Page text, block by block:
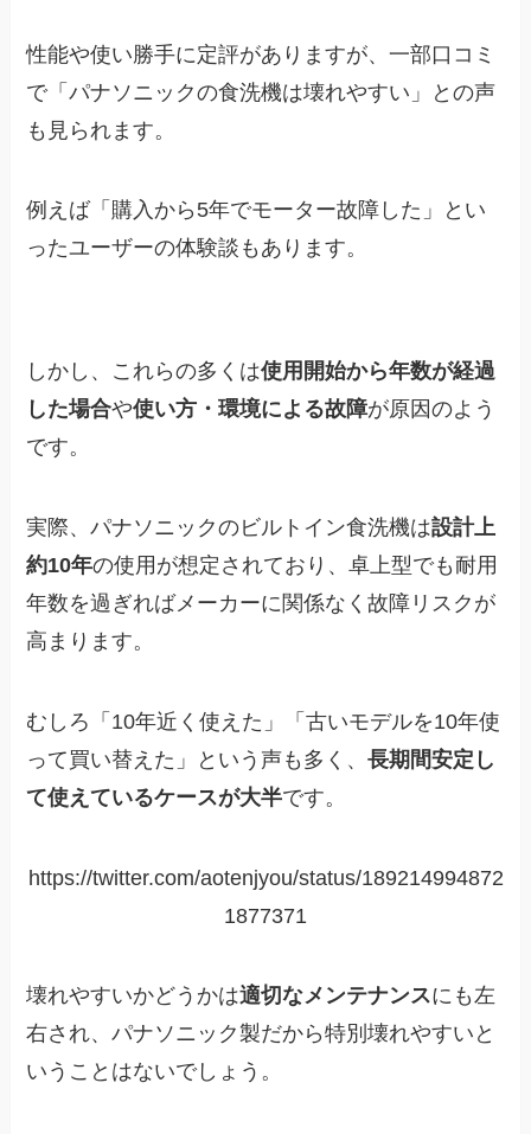
性能や使い勝手に定評がありますが、一部口コミ
で「パナソニックの食洗機は壊れやすい」との声
も見られます。
例えば「購入から5年でモーター故障した」とい
ったユーザーの体験談もあります。
しかし、これらの多くは使用開始から年数が経過
した場合や使い方・環境による故障が原因のよう
です。
実際、パナソニックのビルトイン食洗機は設計上
約10年の使用が想定されており、卓上型でも耐用
年数を過ぎればメーカーに関係なく故障リスクが
高まります。
むしろ「10年近く使えた」「古いモデルを10年使
って買い替えた」という声も多く、長期間安定し
て使えているケースが大半です。
https://twitter.com/aotenjyou/status/189214994872
1877371
壊れやすいかどうかは適切なメンテナンスにも左
右され、パナソニック製だから特別壊れやすいと
いうことはないでしょう。